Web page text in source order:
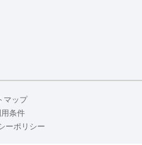
マップ
条件
ーポリシー